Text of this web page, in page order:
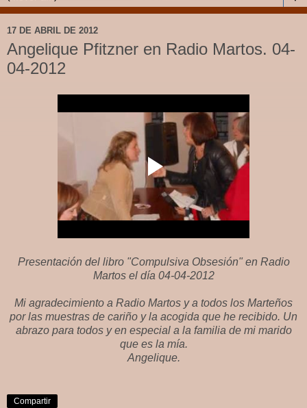
17 DE ABRIL DE 2012
Angelique Pfitzner en Radio Martos. 04-
04-2012
Presentación del libro "Compulsiva Obsesión" en Radio
Martos el día 04-04-2012
Mi agradecimiento a Radio Martos y a todos los Marteños
por las muestras de cariño y la acogida que he recibido. Un
abrazo para todos y en especial a la familia de mi marido
que es la mía.
Angelique.
Compartir